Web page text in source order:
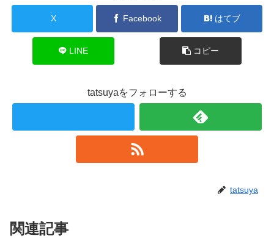
X Facebook はてブ
LINE コピー
tatsuyaをフォローする
tatsuya
関連記事